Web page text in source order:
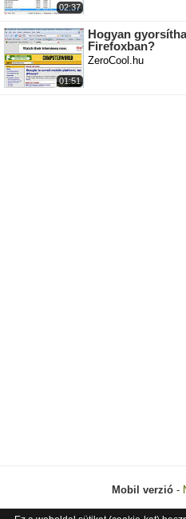
02:37
01:51
Hogyan
Firefoxban?
ZeroCool.hu
Mobil verzió-